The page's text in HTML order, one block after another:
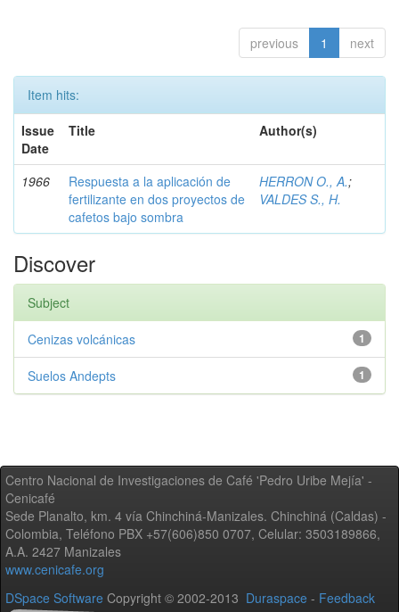
previous 1 next
Item hits:
Issue
Date
Title Author(s)
1966
Respuesta a la aplicación de
fertilizante en dos proyectos de
cafetos bajo sombra
HERRON O., A.;
VALDES S., H.
Discover
Subject
1
Cenizas volcánicas
1
Suelos Andepts
Centro Nacional de Investigaciones de Café 'Pedro Uribe Mejía' -
Cenicafé
Sede Planalto, km. 4 vía Chinchiná-Manizales. Chinchiná (Caldas) -
Colombia, Teléfono PBX +57(606)850 0707, Celular: 3503189866,
A.A. 2427 Manizales
www.cenicafe.org
DSpace Software Copyright © 2002-2013 Duraspace - Feedback